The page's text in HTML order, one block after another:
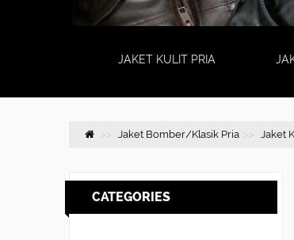
JAKET KULIT PRIA
Jaket Bomber/Klasik Pria Jaket
CATEGORIES